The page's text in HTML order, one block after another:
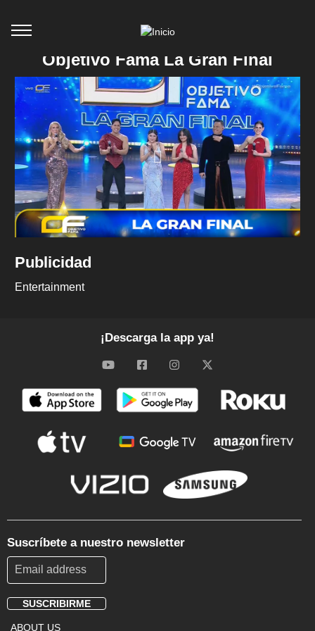
Objetivo Fama La Gran Final
Publicidad
Entertainment
¡Descarga la app ya!
Suscríbete a nuestro newsletter
SUSCRIBIRME
ABOUT US